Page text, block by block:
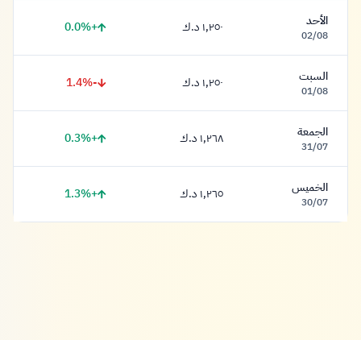
الأحد
02/08 ١,٢٥٠ دينار
١,٢٥٠ د.ك +0.0%
السبت
01/08 ١,٢٥٠ دينار
١,٢٥٠ د.ك -1.4%
الجمعة
31/07 ١,٢٦٨ دينار
١,٢٦٨ د.ك +0.3%
الخميس
30/07 ١,٢٦٥ دينار
١,٢٦٥ د.ك +1.3%